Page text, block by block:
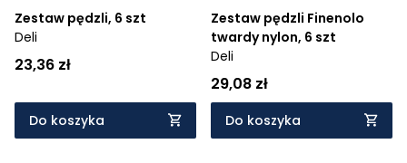
Zestaw pędzli, 6 szt
Deli
23,36 zł
Do koszyka
Zestaw pędzli Finenolo
twardy nylon, 6 szt
Deli
29,08 zł
Do koszyka